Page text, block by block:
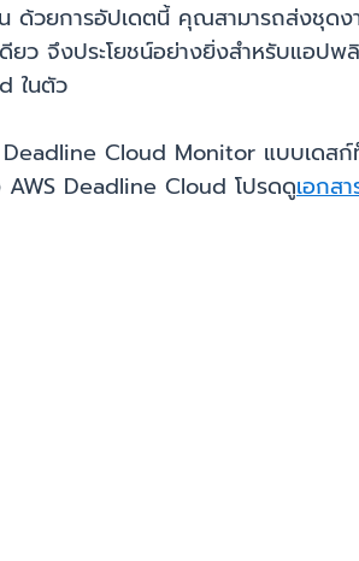
วยการอัปเดตนี้ คุณสามารถส่งชุดง
จึงประโยชน์อย่างยิ่งสำหรับแอปพลิ
ในตัว
Cloud Monitor แบบเดสก์
AWS Deadline Cloud โปรดดูเอกส